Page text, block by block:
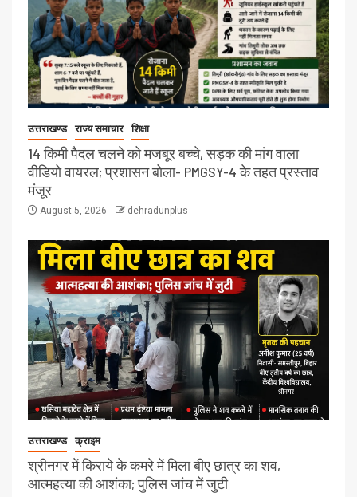
उत्तराखण्ड राज्य समाचार शिक्षा
14 किमी पैदल चलने को मजबूर बच्चे, सड़क की मांग वाला
वीडियो वायरल; प्रशासन बोला- PMGSY-4 के तहत प्रस्ताव
मंजूर
August 5, 2026 dehradunplus
उत्तराखण्ड क्राइम
श्रीनगर में किराये के कमरे में मिला बीए छात्र का शव,
आत्महत्या की आशंका; पुलिस जांच में जुटी